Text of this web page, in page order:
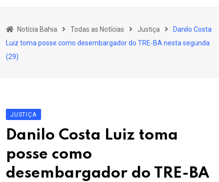
Educação
Política
Notícia Bahia Todas as Notícias Justiça
Danilo Costa
Luiz toma posse como desembargador do TRE-BA nesta segunda
(29)
JUSTIÇA
Danilo Costa Luiz toma
posse como
desembargador do TRE-BA